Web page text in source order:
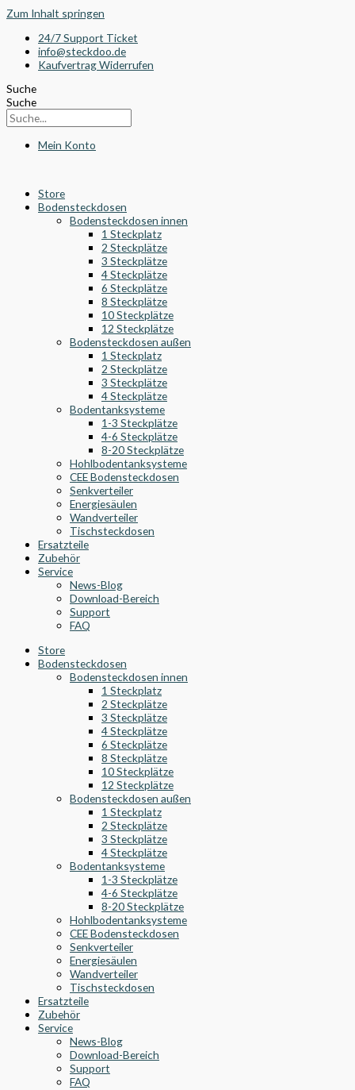
Zum Inhalt springen
24/7 Support Ticket
info@steckdoo.de
Kaufvertrag Widerrufen
Suche
Suche
Mein Konto
Store
Bodensteckdosen
Bodensteckdosen innen
1 Steckplatz
2 Steckplätze
3 Steckplätze
4 Steckplätze
6 Steckplätze
8 Steckplätze
10 Steckplätze
12 Steckplätze
Bodensteckdosen außen
1 Steckplatz
2 Steckplätze
3 Steckplätze
4 Steckplätze
Bodentanksysteme
1-3 Steckplätze
4-6 Steckplätze
8-20 Steckplätze
Hohlbodentanksysteme
CEE Bodensteckdosen
Senkverteiler
Energiesäulen
Wandverteiler
Tischsteckdosen
Ersatzteile
Zubehör
Service
News-Blog
Download-Bereich
Support
FAQ
Store
Bodensteckdosen
Bodensteckdosen innen
1 Steckplatz
2 Steckplätze
3 Steckplätze
4 Steckplätze
6 Steckplätze
8 Steckplätze
10 Steckplätze
12 Steckplätze
Bodensteckdosen außen
1 Steckplatz
2 Steckplätze
3 Steckplätze
4 Steckplätze
Bodentanksysteme
1-3 Steckplätze
4-6 Steckplätze
8-20 Steckplätze
Hohlbodentanksysteme
CEE Bodensteckdosen
Senkverteiler
Energiesäulen
Wandverteiler
Tischsteckdosen
Ersatzteile
Zubehör
Service
News-Blog
Download-Bereich
Support
FAQ